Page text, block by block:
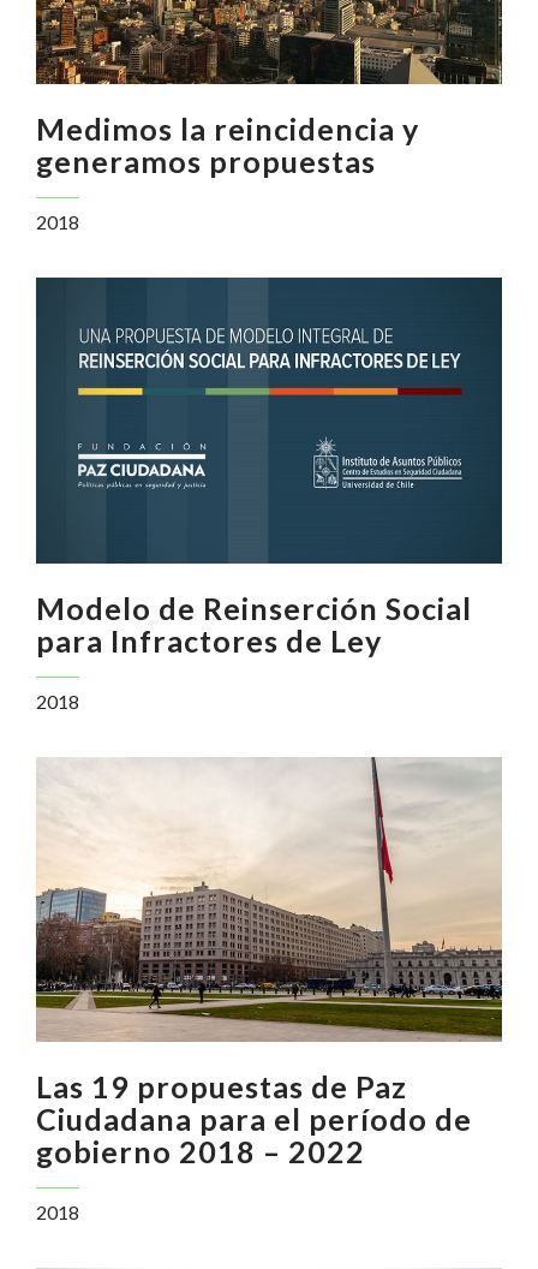
Medimos la reincidencia y
generamos propuestas
2018
Modelo de Reinserción Social
para Infractores de Ley
2018
Las 19 propuestas de Paz
Ciudadana para el período de
gobierno 2018 – 2022
2018